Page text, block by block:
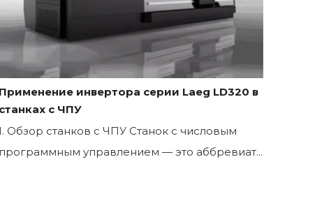
Применение инвертора серии Laeg LD320 в
станках с ЧПУ
I. Обзор станков с ЧПУ Станок с числовым
программным управлением — это аббревиат...